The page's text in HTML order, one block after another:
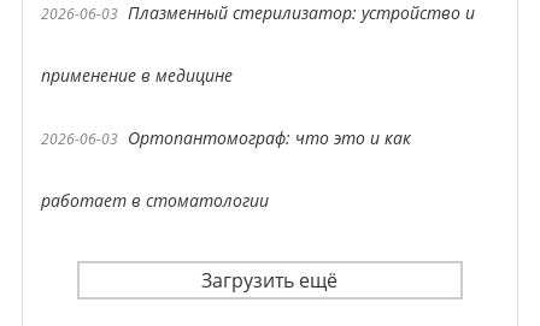
2026-06-03 Плазменный стерилизатор: устройство и
применение в медицине
2026-06-03 Ортопантомограф: что это и как
работает в стоматологии
Загрузить ещё